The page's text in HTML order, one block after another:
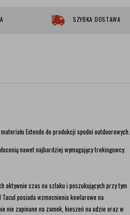
SZYBKA DOSTAWA
Extendo do produkcji spodni outdoorowych.
nawet najbardziej wymagający trekingowcy.
aktywnie czas na szlaku i poszukujących przy tym
Tacul posiadawzmocnienia kewlarowe na
nie zapinane na zamek, kieszeń na udzie oraz w